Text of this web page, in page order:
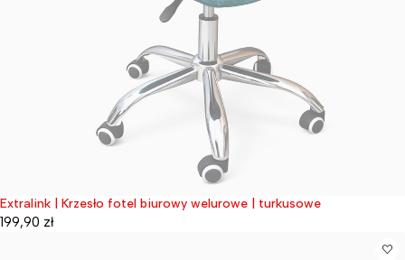
Wyprzedane
Extralink | Krzesło fotel biurowy welurowe | turkusowe
199,90 zł